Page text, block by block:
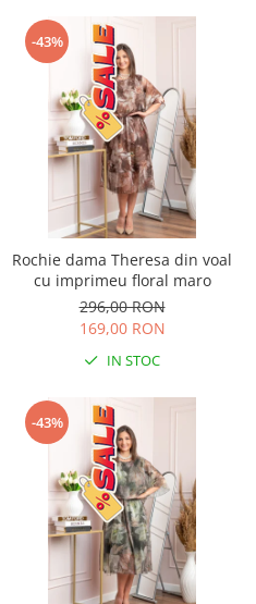
-43%
Rochie dama Theresa din voal
cu imprimeu floral maro
296,00 RON
169,00 RON
IN STOC
-43%